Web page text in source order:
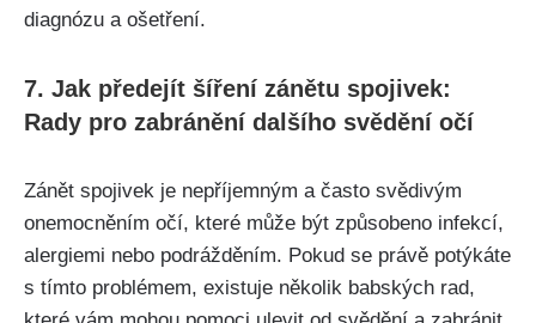
diagnózu⁤ a ⁣ošetření.
7. Jak předejít šíření zánětu ‌spojivek:
⁤Rady pro zabránění dalšího svědění očí
Zánět spojivek je nepříjemným a často​ svědivým⁣
onemocněním ​očí,⁤ které ⁣může být ‌způsobeno ⁢infekcí,
alergiemi nebo podrážděním. Pokud ‌se ​právě potýkáte
‌s tímto problémem, existuje několik babských rad,